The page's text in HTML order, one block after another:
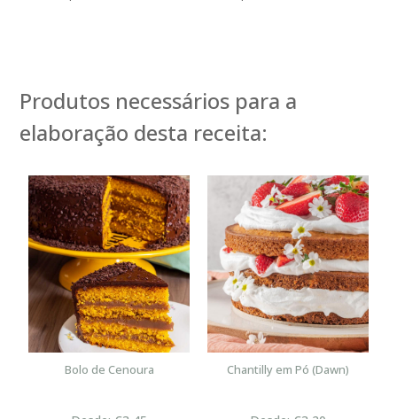
Produtos necessários para a
elaboração desta receita:
Bolo de Cenoura Chantilly em Pó (Dawn)